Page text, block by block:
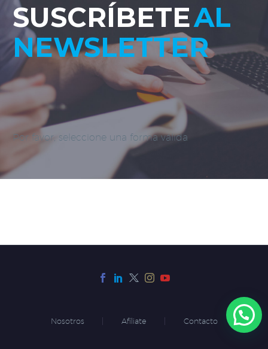
SUSCRÍBETEAL
NEWSLETTER
Por favor, seleccione una forma válida
Nosotros Afíliate Contacto